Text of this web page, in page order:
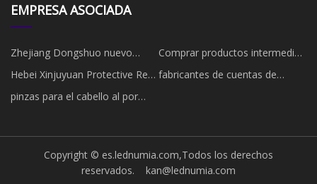
EMPRESA ASOCIADA
Zhejiang Dongshuo nuevo
Energía compañía, Limitado
Comprar productos intermedios
de medicamentos veterinarios
Hebei Xinjuyuan Protective Red
Ingeniería CO ., Ltd .
fabricantes de cuentas de
pinzas para el cabello al por
Copyright © es.lednumia.com,Todos los derechos
reservados. kan@lednumia.com